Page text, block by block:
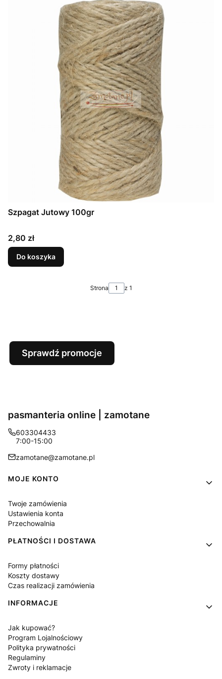
Szpagat Jutowy 100gr
Cena
2,80 zł
Do koszyka
Strona z 1
Sprawdź promocje
pasmanteria online | zamotane
603304433
7:00-15:00
zamotane@zamotane.pl
Linki w stopce
MOJE KONTO
Twoje zamówienia
Ustawienia konta
Przechowalnia
PŁATNOŚCI I DOSTAWA
Formy płatności
Koszty dostawy
Czas realizacji zamówienia
INFORMACJE
Jak kupować?
Program Lojalnościowy
Polityka prywatności
Regulaminy
Zwroty i reklamacje